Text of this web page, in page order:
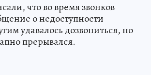
что во время звонков
о недоступности
удавалось дозвониться, но
прерывался.